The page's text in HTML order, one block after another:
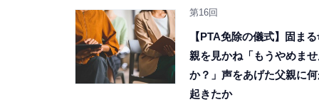
第16回
【PTA免除の儀式】固ま
親を見かね「もうやめま
か？」声をあげた父親に
起きたか